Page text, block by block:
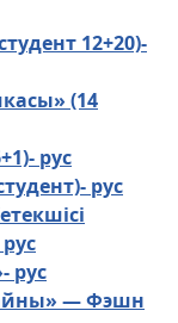
12+20)-
(14
рус
рус
рус
— Фэшн